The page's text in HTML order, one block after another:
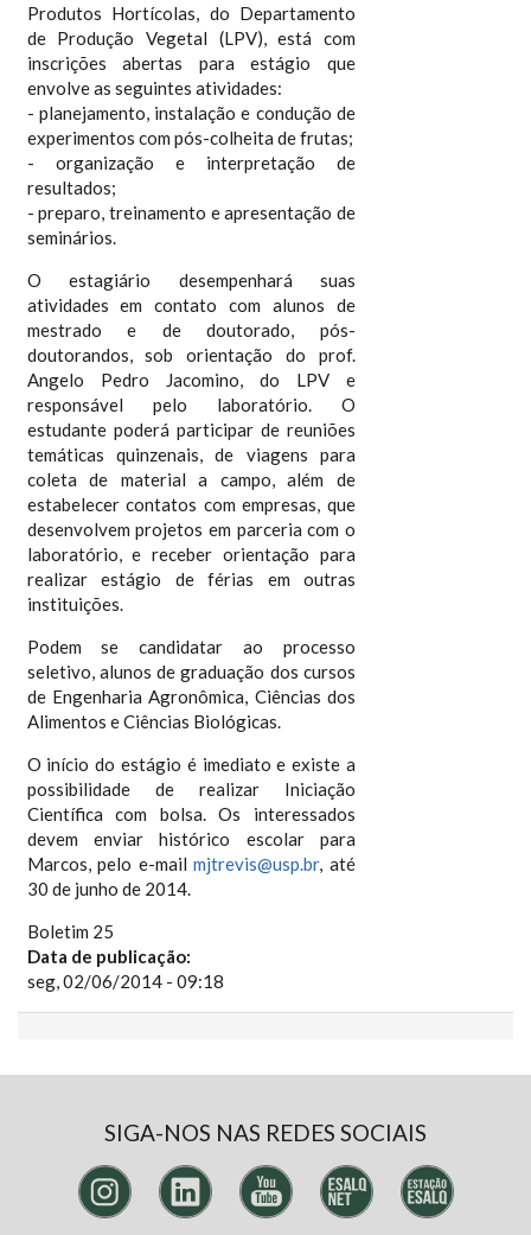
Produtos Hortícolas, do Departamento
de Produção Vegetal (LPV), está com
inscrições abertas para estágio que
envolve as seguintes atividades:
- planejamento, instalação e condução de
experimentos com pós-colheita de frutas;
- organização e interpretação de
resultados;
- preparo, treinamento e apresentação de
seminários.
O estagiário desempenhará suas
atividades em contato com alunos de
mestrado e de doutorado, pós-
doutorandos, sob orientação do prof.
Angelo Pedro Jacomino, do LPV e
responsável pelo laboratório. O
estudante poderá participar de reuniões
temáticas quinzenais, de viagens para
coleta de material a campo, além de
estabelecer contatos com empresas, que
desenvolvem projetos em parceria com o
laboratório, e receber orientação para
realizar estágio de férias em outras
instituições.
Podem se candidatar ao processo
seletivo, alunos de graduação dos cursos
de Engenharia Agronômica, Ciências dos
Alimentos e Ciências Biológicas.
O início do estágio é imediato e existe a
possibilidade de realizar Iniciação
Científica com bolsa. Os interessados
devem enviar histórico escolar para
Marcos, pelo e-mailmjtrevis@usp.br, até
30 de junho de 2014.
Boletim 25
Data de publicação:
seg, 02/06/2014 - 09:18
SIGA-NOS NAS REDES SOCIAIS